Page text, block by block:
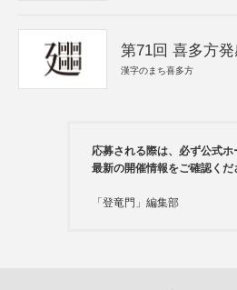
第71回 喜多方
漢字のまち喜多方
応募される際は、必ず公式ホ
最新の開催情報をご確認くだ
「登竜門」編集部